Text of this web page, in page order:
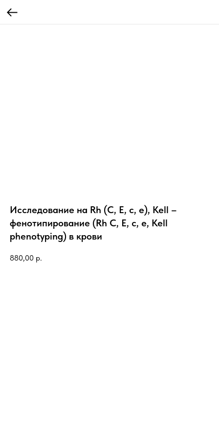
Исследование на Rh (C, E, c, e), Kell –
фенотипирование (Rh C, E, c, e, Kell
phenotyping) в крови
880,00 р.